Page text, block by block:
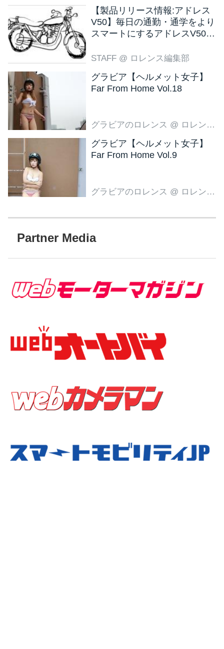
【製品リリース情報:アドレス
V50】毎日の通勤・通学をより
スマートにするアドレスV50
STAFF @ ロレンス編集部
グラビア【ヘルメット女子】
Far From Home Vol.18
グラビアのロレンス @ ロレンス編集部
グラビア【ヘルメット女子】
Far From Home Vol.9
グラビアのロレンス @ ロレンス編集部
Partner Media